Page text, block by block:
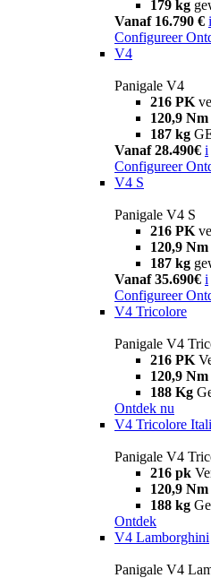
179 kg
Vanaf 16.790 € i
Configureer
V4
Panigale V4
216 PK
120,9 Nm
187 kg
Vanaf 28.490€ i
Configureer
V4 S
Panigale V4 S
216 PK
120,9 Nm
187 kg
Vanaf 35.690€ i
Configureer
V4 Tricolore
Panigale V4
216 PK
120,9 Nm
188 Kg
Ontdek nu
V4 Tricolore
Panigale V4
216 pk
120,9 Nm
188 kg
Ontdek
V4 Lamborghini
Panigale V4